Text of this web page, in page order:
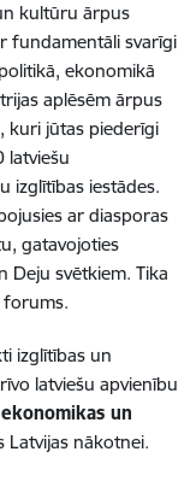
kultūru ārpus
fundamentāli svarīgi
ekonomikā
aplēsēm ārpus
kuri jūtas piederīgi
latviešu
izglītības iestādes.
ar diasporas
gatavojoties
Deju svētkiem. Tika
forums.
izglītības un
latviešu apvienību
un
Latvijas nākotnei.